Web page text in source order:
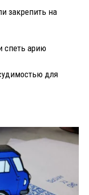
закрепить на
спеть арию
для